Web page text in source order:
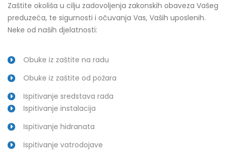
Zaštite okoliša u cilju zadovoljenja zakonskih obaveza Vašeg
preduzeća, te sigurnosti i očuvanja Vas, Vaših uposlenih.
Neke od naših djelatnosti:
Obuke iz zaštite na radu
Obuke iz zaštite od požara
Ispitivanje sredstava rada
Ispitivanje instalacija
Ispitivanje hidranata
Ispitivanje vatrodojave